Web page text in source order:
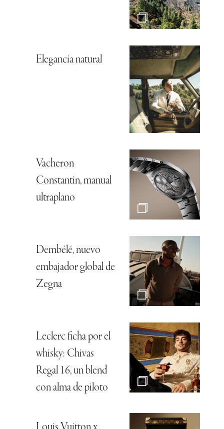
Elegancia natural
Vacheron
Constantin, manual
ultraplano
Dembélé, nuevo
embajador global de
Zegna
Leclerc ficha por el
whisky: Chivas
Regal 16, un blend
con alma de piloto